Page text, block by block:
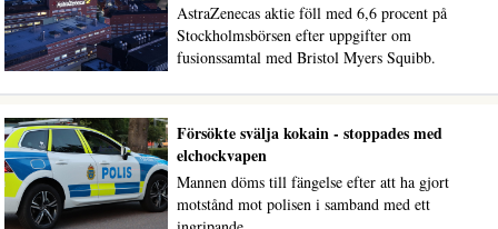
AstraZenecas aktie föll med 6,6 procent på
Stockholmsbörsen efter uppgifter om
fusionssamtal med Bristol Myers Squibb.
Försökte svälja kokain - stoppades med
elchockvapen
Mannen döms till fängelse efter att ha gjort
motstånd mot polisen i samband med ett